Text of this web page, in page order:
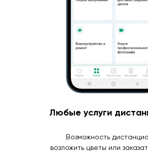
Любые услуги
Возможность
возложить цветы или